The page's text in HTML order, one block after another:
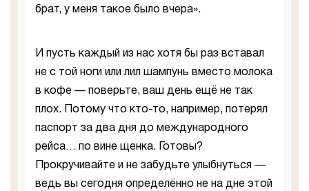
брат, у меня такое было вчера».
И пусть каждый из нас хотя бы раз вставал
не с той ноги или лил шампунь вместо молока
в кофе — поверьте, ваш день ещё не так
плох. Потому что кто-то, например, потерял
паспорт за два дня до международного
рейса… по вине щенка. Готовы?
Прокручивайте и не забудьте улыбнуться —
ведь вы сегодня определённо не на дне этой